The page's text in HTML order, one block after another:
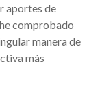
aportes de
comprobado
manera de
más